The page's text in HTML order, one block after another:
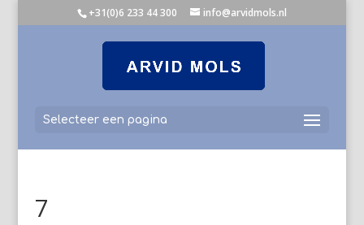
+31(0)6 233 44 300 info@arvidmols.nl
Selecteer een pagina
7